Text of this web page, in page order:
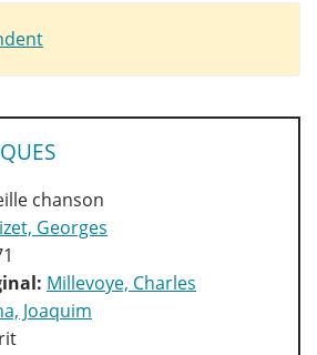
chanson
Georges
Millevoye, Charles
Joaquim